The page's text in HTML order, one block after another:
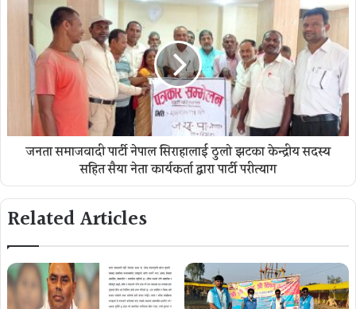
जनता समाजवादी पार्टी नेपाल सिराहालाई ठुलो झटका केन्द्रीय सदस्य
सहित सैया नेता कार्यकर्ता द्वारा पार्टी परीत्याग
Related Articles